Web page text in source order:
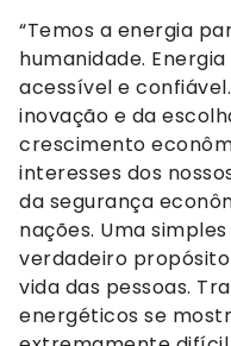
“Temos a energia
humanidade.
acessível e
inovação e da
crescimento
interesses dos
da segurança
nações. Uma
verdadeiro
vida das pessoas.
energéticos se